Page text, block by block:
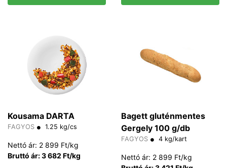
Kousama DARTA
FAGYOS 1.25 kg/cs
Nettó ár: 2 899 Ft/kg
Bruttó ár: 3 682 Ft/kg
Bagett gluténmentes
Gergely 100 g/db
FAGYOS 4 kg/kart
Nettó ár: 2 899 Ft/kg